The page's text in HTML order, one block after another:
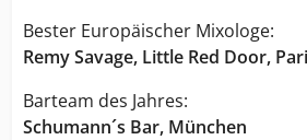
Bester Europäischer Mixologe:
Remy Savage, Little Red Door,
Barteam des Jahres:
Schumann´s Bar, München